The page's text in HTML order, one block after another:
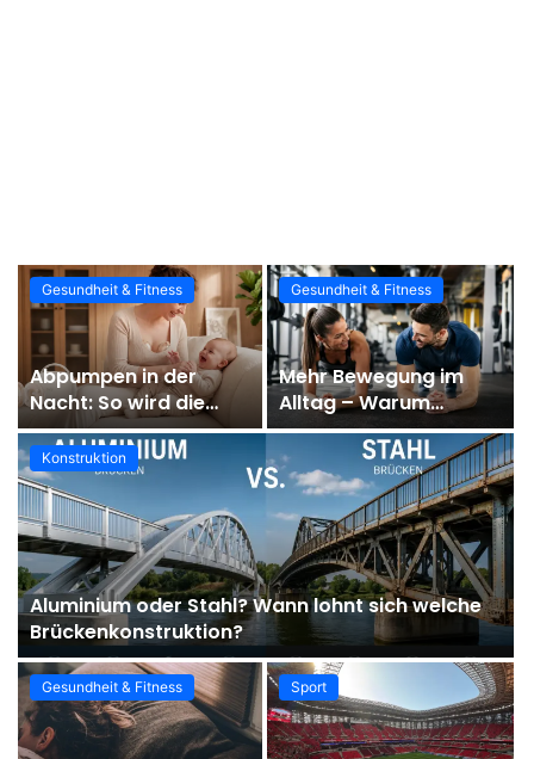
Konstruktion
Aluminium oder Stahl? Wann lohnt sich welche
Brückenkonstruktion?
Gesundheit & Fitness
Abpumpen in der
Nacht: So wird die
Routine ruhiger und
besser planbar
Gesundheit & Fitness
Mehr Bewegung im
Alltag – Warum
Fitness heute
wichtiger ist denn je
Gesundheit & Fitness Sport